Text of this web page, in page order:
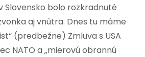
Slovensko bolo rozkradnuté
aj vnútra. Dnes tu máme
(predbežne) Zmluva s USA
NATO a „mierovú obrannú